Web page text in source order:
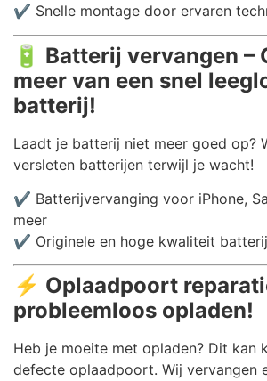
✔️ Snelle montage door ervaren
🔋 Batterij vervangen –
meer van een snel
batterij!
Laadt je batterij niet meer goed op?
versleten batterijen terwijl je wacht!
✔️ Batterijvervanging voor iPhone,
meer
✔️ Originele en hoge kwaliteit
⚡ Oplaadpoort
probleemloos opladen!
Heb je moeite met opladen? Dit kan
defecte oplaadpoort. Wij vervangen